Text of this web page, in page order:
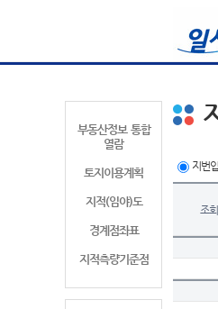
부동산정보 통합
열람
토지이용계획
지적(임야)도
경계점좌표
지적측량기준점
지번
조회